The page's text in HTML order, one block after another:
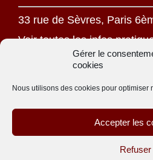
Gérer le
cookies
Nous utilisons des cookies pour optimiser
Accepter les
Refuser
33 rue de Sèvres, Paris
Voir toutes les infos
Mentions légales
Politique de confidentialité
Une oeuvre jésuite
Site réalisé parACCK